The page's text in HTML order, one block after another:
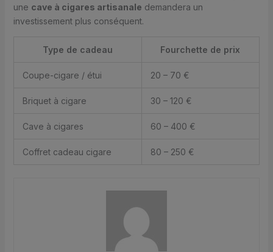
une cave à cigares artisanale demandera un
investissement plus conséquent.
Type de cadeau Fourchette de prix
Coupe-cigare / étui 20 – 70 €
Briquet à cigare 30 – 120 €
Cave à cigares 60 – 400 €
Coffret cadeau cigare 80 – 250 €